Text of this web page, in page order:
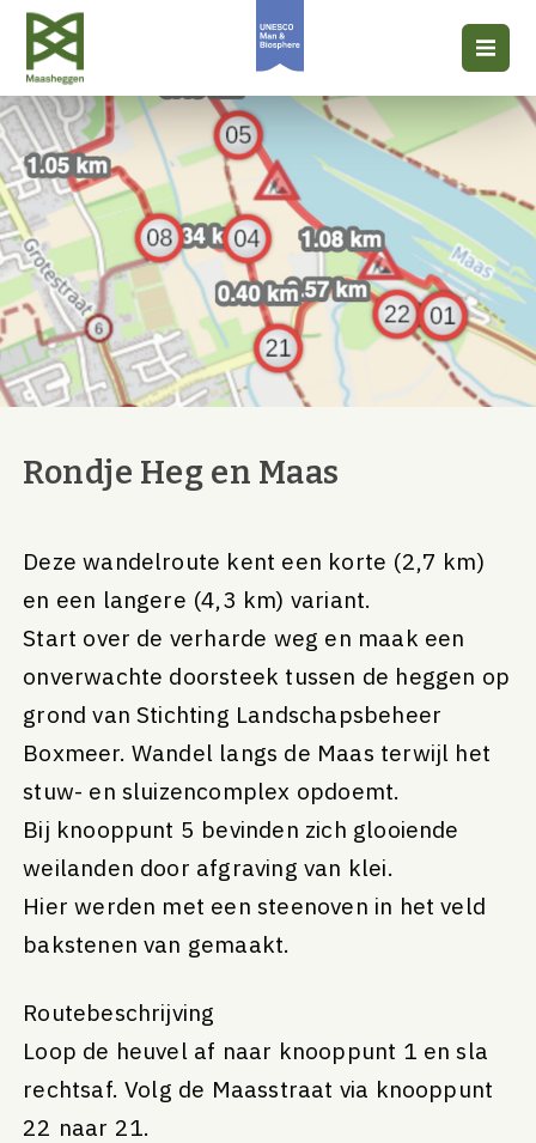
Rondje Heg en Maas
Deze wandelroute kent een korte (2,7 km)
en een langere (4,3 km) variant.
Start over de verharde weg en maak een
onverwachte doorsteek tussen de heggen op
grond van Stichting Landschapsbeheer
Boxmeer. Wandel langs de Maas terwijl het
stuw- en sluizencomplex opdoemt.
Bij knooppunt 5 bevinden zich glooiende
weilanden door afgraving van klei.
Hier werden met een steenoven in het veld
bakstenen van gemaakt.
Routebeschrijving
Loop de heuvel af naar knooppunt 1 en sla
rechtsaf. Volg de Maasstraat via knooppunt
22 naar 21.